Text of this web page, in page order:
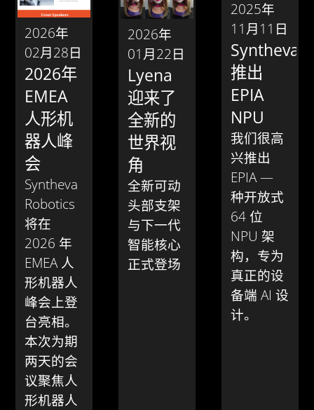
2026年
02月28日
2026年
EMEA
人形机
器人峰
会
Syntheva
Robotics
将在
2026 年
EMEA 人
形机器人
峰会上登
台亮相。
本次为期
两天的会
议聚焦人
形机器人
2026年
01月22日
Lyena
迎来了
全新的
世界视
角
全新可动
头部支架
与下一代
智能核心
正式登场
2025年
11月11日
Syntheva
推出
EPIA
NPU
我们很高
兴推出
EPIA —
种开放式
64 位
NPU 架
构，专为
真正的设
备端 AI 设
计。